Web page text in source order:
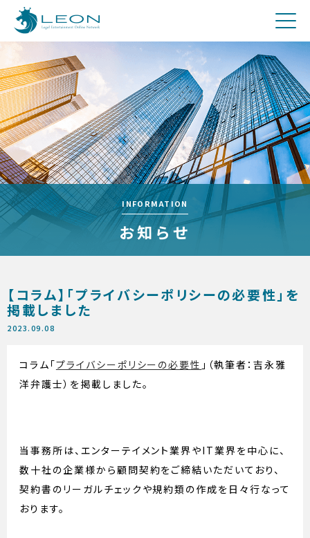
費用について
Q&A
お問合せ
メディア関係者の方へ
採用
INFORMATION
お知らせ
【コラム】「プライバシーポリシーの必要性」を
掲載しました
2023.09.08
コラム「プライバシーポリシーの必要性 」 （執筆者：吉永雅
洋弁護士）を掲載しました。
当事務所は、エンターテイメント業界やIT業界を中心に、
数十社の企業様から顧問契約をご締結いただいており、
契約書のリーガルチェックや規約類の作成を日々行なって
おります。